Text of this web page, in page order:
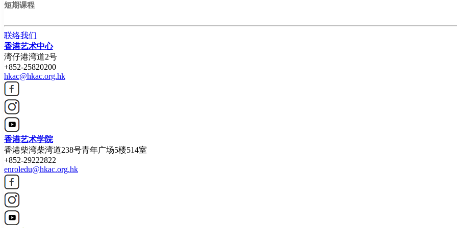
短期课程
联络我们
香港艺术中心
湾仔港湾道2号
+852-25820200
hkac@hkac.org.hk
香港艺术学院
香港柴湾柴湾道238号青年广场5楼514室
+852-29222822
enroledu@hkac.org.hk